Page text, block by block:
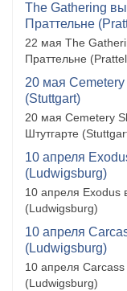
The Gathering
Праттельне
22 мая The
Праттельне
20 мая
(Stuttgart)
20 мая Cemetery
Штутгарте
10 апреля
(Ludwigsburg)
10 апреля Exodus
(Ludwigsburg)
10 апреля
(Ludwigsburg)
10 апреля Carcass
(Ludwigsburg)